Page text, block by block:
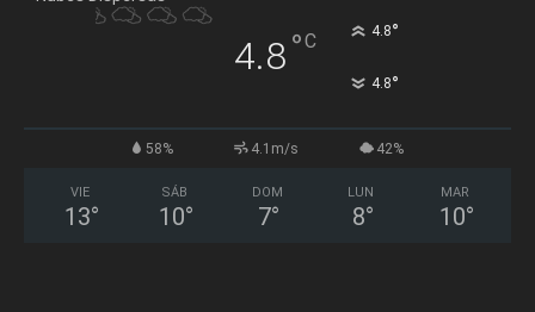
4.8°C 4.8°
4.8°
58% 4.1m/s 42%
VIE
13°
SÁB
10°
DOM
7°
LUN
8°
MAR
10°